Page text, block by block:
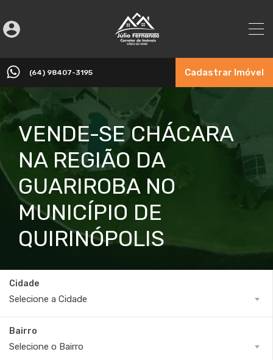
(64) 98407-3195 Cadastrar Imóvel
VENDE-SE CHÁCARA
NA REGIÃO DA
GUARIROBA NO
MUNICÍPIO DE
QUIRINÓPOLIS
Cidade
Selecione a Cidade
Bairro
Selecione o Bairro